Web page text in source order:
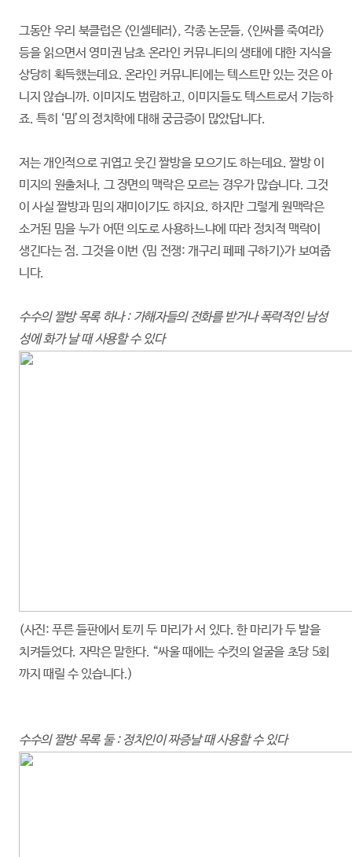
그동안 우리 북클럽은 <인셀테러>, 각종 논문들, <인싸를 죽여라>
등을 읽으면서 영미권 남초 온라인 커뮤니티의 생태에 대한 지식을
상당히 획득했는데요. 온라인 커뮤니티에는 텍스트만 있는 것은 아
니지 않습니까. 이미지도 범람하고, 이미지들도 텍스트로서 기능하
죠. 특히 ‘밈’의 정치학에 대해 궁금증이 많았답니다.
저는 개인적으로 귀엽고 웃긴 짤방을 모으기도 하는데요. 짤방 이
미지의 원출처나, 그 장면의 맥락은 모르는 경우가 많습니다. 그것
이 사실 짤방과 밈의 재미이기도 하지요. 하지만 그렇게 원맥락은
소거된 밈을 누가 어떤 의도로 사용하느냐에 따라 정치적 맥락이
생긴다는 점. 그것을 이번 <밈 전쟁: 개구리 페페 구하기>가 보여줍
니다.
수수의 짤방 목록 하나 : 가해자들의 전화를 받거나 폭력적인 남성
성에 화가 날 때 사용할 수 있다
(사진: 푸른 들판에서 토끼 두 마리가 서 있다. 한 마리가 두 발을
치켜들었다. 자막은 말한다. “싸울 때에는 수컷의 얼굴을 초당 5회
까지 때릴 수 있습니다.)
수수의 짤방 목록 둘 : 정치인이 짜증날 때 사용할 수 있다